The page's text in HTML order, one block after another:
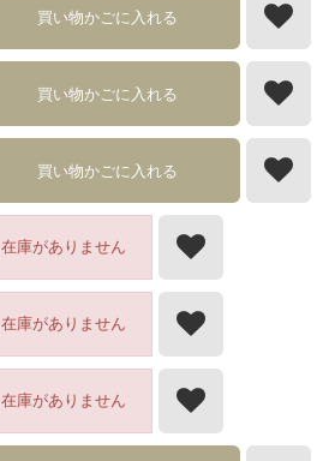
買い物かごに入れる
買い物かごに入れる
買い物かごに入れる
在庫がありません
在庫がありません
在庫がありません